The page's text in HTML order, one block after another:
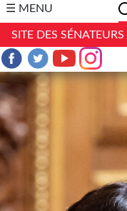
☰ MENU
SITE DES